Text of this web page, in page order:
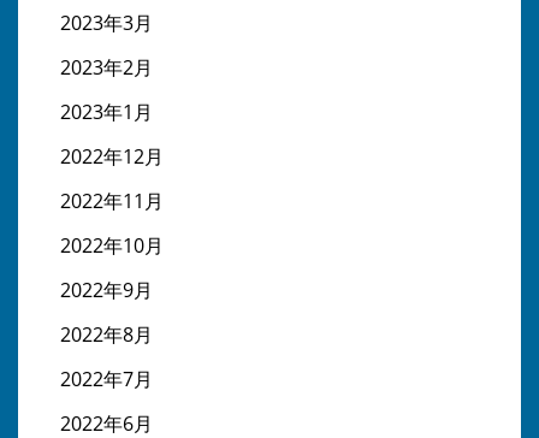
2023年3月
2023年2月
2023年1月
2022年12月
2022年11月
2022年10月
2022年9月
2022年8月
2022年7月
2022年6月